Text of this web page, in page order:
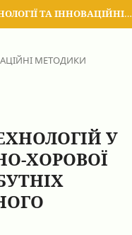
СУЧАСНІ ІНФОРМАЦІЙНІ ТЕХНОЛОГІЇ ТА ІННОВАЦІЙНІ МЕТОДИКИ НАВЧАННЯ В ПІДГОТОВЦІ ФАХІВЦІВ: МЕТОДОЛОГІЯ, ТЕОРІЯ, ДОСВІД, ПРОБЛЕМИ
МЕТОДИКИ
У
ХОРОВОЇ